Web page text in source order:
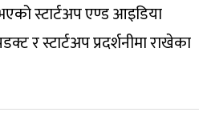
स्टार्टअप एण्ड आइडिया
र स्टार्टअप प्रदर्शनीमा राखेका